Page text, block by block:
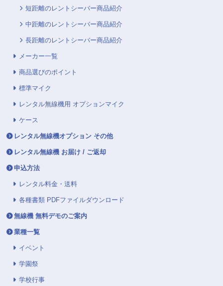
短距離のレントシーバー商品紹介
中距離のレントシーバー商品紹介
長距離のレントシーバー商品紹介
メーカー一覧
商品選びのポイント
標準マイク
レンタル無線機用 オプションマイク
ケース
レンタル無線機オプション その他
レンタル無線機 お届け / ご返却
申込方法
レンタル料金・送料
各種書類 PDFファイルダウンロード
無線機 無料デモのご案内
業種一覧
イベント
学園祭
学校行事